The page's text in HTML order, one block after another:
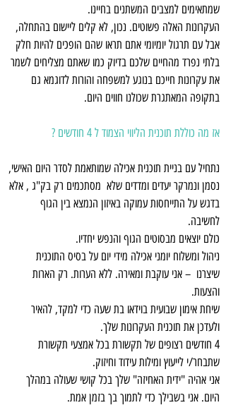
שמתאימים למצבים המשתנים בחיינו.
העקרונות האלה פשוטים. נכון, לא קלים ליישום בהתחלה,
אבל עם תרגול יומיומי אתם תראו שהם הופכים להיות חלק
בלתי נפרד מהחיים שלכם בדיוק כמו שאתם מצליחים לשמר
את עקרונות חייכם בנוגע למשפחה והורות לדוגמא גם
בתקופה המאתגרת שכולנו חווים היום.
אז מה כוללת תוכנית הליווי הצמוד ל 4 חודשים ?
נתחיל עם בניית תוכנית אכילה שמותאמת לסדר היום האישי,
נסמן ונמרקר יעדים ומדדים שלא מסתכמים רק בק"ג , אלא
בדגש על התייחסות עמוקה באיזון הנמצא בין הגוף
לחשיבה.
כולם יוצאים מבסוטים הגוף והנפש יחדיו.
ניהול ומשלוח יומני אכילה מידי יום על בסיס התוכנית
שיצרנו – אני עוקבת ומאירה. ללא הערות. רק הארות
והצעות.
שיחת אימון שבועית בוידאו בת שעה כדי למקד, להאיר
ולעדכן את תוכנית העקרונות שלך.
4 חודשים רצופים של תקשורת בכל אמצעי תקשורת
שתבחר/י לייעוץ ומילות עידוד וחיזוק.
אני אהיה "ידית האחיזה" שלך בכל קושי שעולה במהלך
היום. אני בשבילך כדי לתמוך בך בזמן אמת.